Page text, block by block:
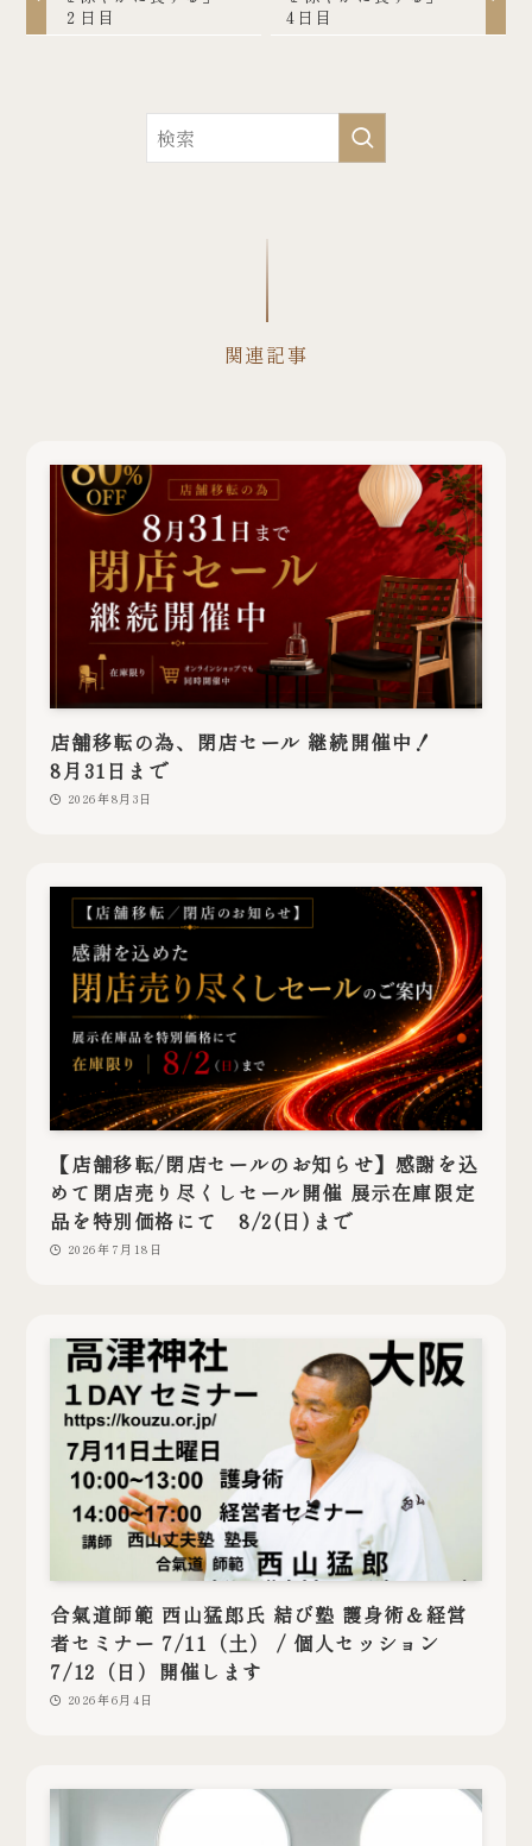
２日目
4日目
関連記事
店舗移転の為、閉店セール 継続開催中！
8月31日まで
2026年8月3日
【店舗移転/閉店セールのお知らせ】感謝を込
めて閉店売り尽くしセール開催 展示在庫限定
品を特別価格にて 8/2(日)まで
2026年7月18日
合氣道師範 西山猛郎氏 結び塾 護身術＆経営
者セミナー 7/11（土） / 個人セッション
7/12（日）開催します
2026年6月4日